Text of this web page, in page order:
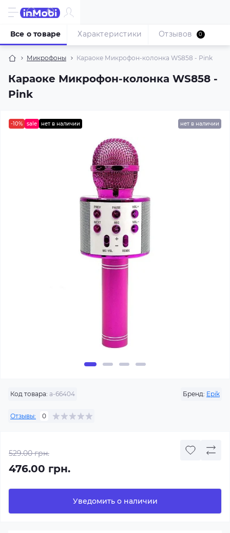
Микрофоны Караоке Микрофон-колонка WS858 - Pink
Караоке Микрофон-колонка WS858 -
Pink
Все о товаре Характеристики Отзывов 0
-10% sale нет в наличии нет в наличии
Код товара: a-66404 Бренд: Epik
Отзывы: 0
529.00 грн.
476.00 грн.
Уведомить о наличии